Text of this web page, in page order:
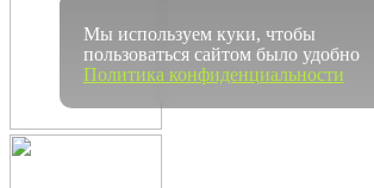
Мы используем куки, чтобы
пользоваться сайтом было удобно
Политика конфиденциальности